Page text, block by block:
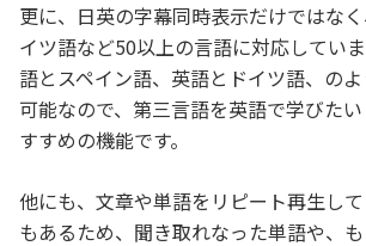
更に、日英の字幕同時表示だけではな
イツ語など50以上の言語に対応してい
語とスペイン語、英語とドイツ語、の
可能なので、第三言語を英語で学びた
すすめの機能です。
他にも、文章や単語をリピート再生し
もあるため、聞き取れなった単語や、